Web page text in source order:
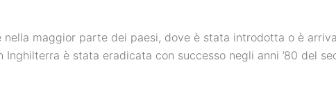
nella maggior parte dei paesi, dove è stata introdotta o è
è stata eradicata con successo negli anni ’80 del